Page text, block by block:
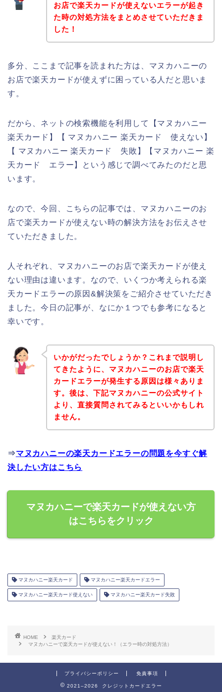
お店で楽天カードが使えないエラーが起き
た時の対処方法をまとめさせていただきま
した！
多分、ここまで記事を読まれた方は、マヌカハニーの
お店で楽天カードが使えずに困っている人だと思いま
す。
だから、ネットの検索機能を利用して【マヌカハニー
楽天カード】【 マヌカハニー 楽天カード 使えない】
【 マヌカハニー 楽天カード 失敗】【マヌカハニー 楽
天カード エラー】という感じで調べてみたのだと思
います。
なので、今回、こちらの記事では、マヌカハニーのお
店で楽天カードが使えない時の解決方法をお伝えさせ
ていただきました。
人それぞれ、マヌカハニーのお店で楽天カードが使え
ない理由は違います。なので、いくつか考えられる楽
天カードエラーの原因&解決策をご紹介させていただき
ました。今日の記事が、なにか１つでも参考になると
幸いです。
いかがだったでしょうか？これまで説明し
てきたように、マヌカハニーのお店で楽天
カードエラーが発生する原因は様々ありま
す。後は、下記マヌカハニーの公式サイト
より、直接質問されてみるといいかもしれ
ません。
⇒マヌカハニーの楽天カードエラーの問題を今すぐ解
決したい方はこちら
マヌカハニーで楽天カードが使えない方
はこちらをクリック
マヌカハニー楽天カード マヌカハニー楽天カードエラー
マヌカハニー楽天カード使えない マヌカハニー楽天カード失敗
HOME
楽天カード
マヌカハニーで楽天カードが使えない！（エラー時の対処方法）
プライバシーポリシー 免責事項
2021–2026 クレジットカードエラー